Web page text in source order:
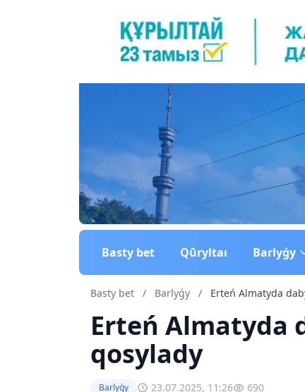
Basty bet Qūryltaı Barlyǵy
Basty bet / Barlyǵy / Erteń Almatyda
Erteń Almatyda
qosylady
Barlyǵy 23.07.2025, 11:26 690